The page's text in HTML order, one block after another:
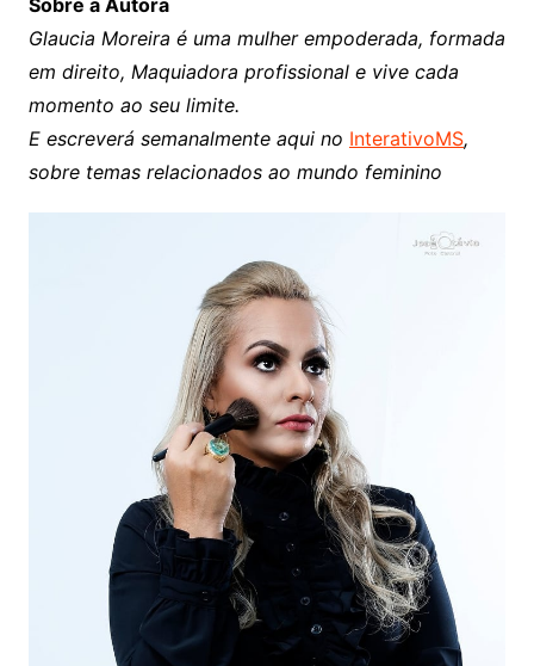
Glaucia Moreira é uma mulher empoderada, formada
em direito, Maquiadora profissional e vive cada
momento ao seu limite.
E escreverá semanalmente aqui no InterativoMS,
sobre temas relacionados ao mundo feminino